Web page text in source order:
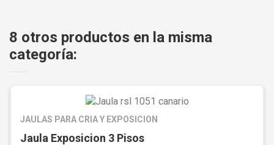
8 otros productos en la misma
categoría:
JAULAS PARA CRIA Y EXPOSICION
Jaula Exposicion 3 Pisos